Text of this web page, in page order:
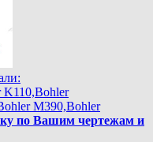
М390,Bohler
по Вашим чертежам и